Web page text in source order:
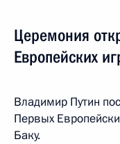
Церемония
Европейских
Владимир Путин
Первых
Баку.